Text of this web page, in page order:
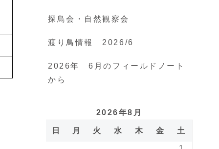
探鳥会・自然観察会
渡り鳥情報 2026/6
2026年 6月のフィールドノート
から
2026年8月
日 月 火 水 木 金 土